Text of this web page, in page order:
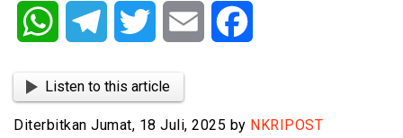
WhatsAppTelegram Twitter Email
Listen to this article
Diterbitkan Jumat, 18 Juli, 2025 by NKRIPOST